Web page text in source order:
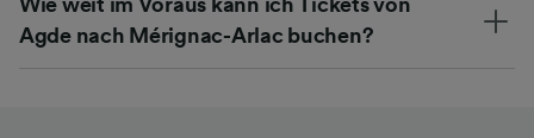
Wie weit im Voraus kann ich Tickets von
Agde nach Mérignac-Arlac buchen?